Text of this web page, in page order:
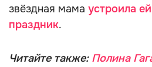
звёздная мама устроила
праздник.
Читайте также: Полина